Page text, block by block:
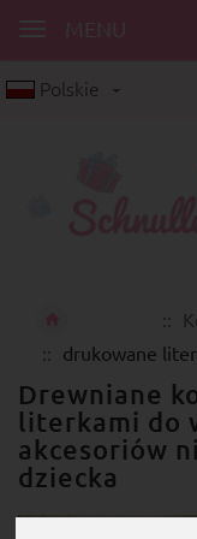
Polskie
drukowane
Drewniane
literkami do
akcesoriów
dziecka